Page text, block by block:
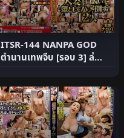
ITSR-144 NANPA GOD
ตำนานเทพจีบ [รอบ 3] ล่อ
ภรรยา 12 คน